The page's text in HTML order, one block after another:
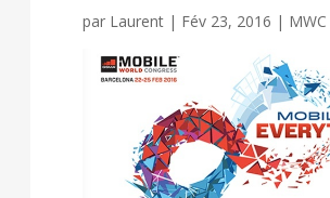
par Laurent| Fév 23, 2016 | MWC